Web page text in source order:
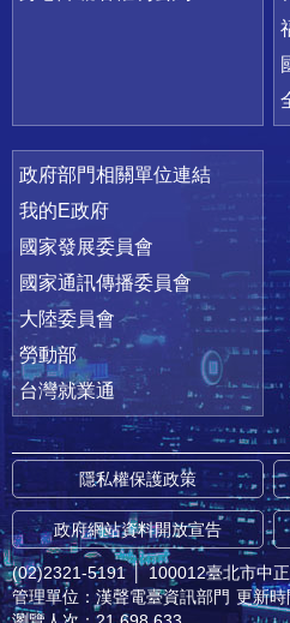
政府部門相關單位連結
我的E政府
國家發展委員會
國家通訊傳播委員會
大陸委員會
勞動部
台灣就業通
隱私權保護政策
政府網站資料開放宣告
(02)2321-5191 │ 100012臺北市中
管理單位：漢聲電臺資訊部門 更新